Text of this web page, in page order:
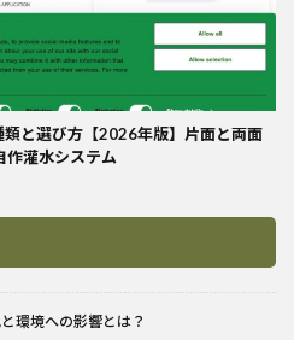
と選び方【2026年版】片面と両面
作灌水システム
環境への影響とは？